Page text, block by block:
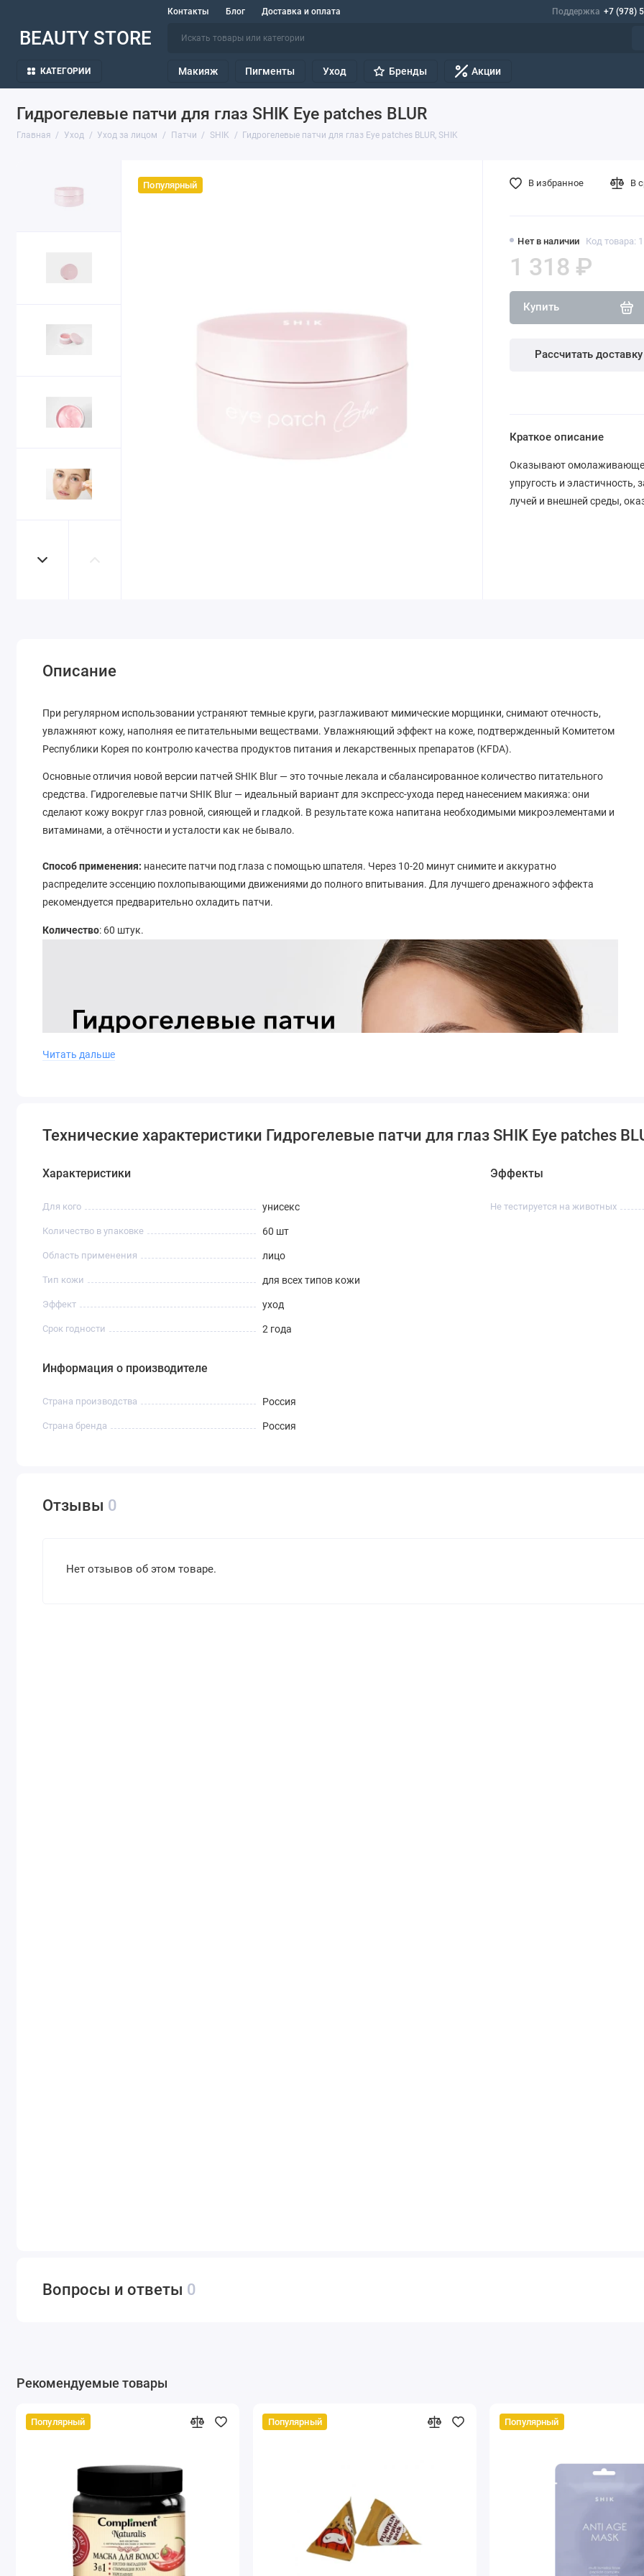
Контакты Блог Доставка и оплата Поддержка +7 (978)
BEAUTY STORE
КАТЕГОРИИ Макияж Пигменты Уход Бренды Акции
Гидрогелевые патчи для глаз SHIK Eye patches BLUR
Главная Уход Уход за лицом Патчи SHIK Гидрогелевые патчи для глаз Eye patches BLUR, SHIK
Популярный
Нет в наличии Код товара:
1 318 ₽
Купить
Рассчитать доставку
В избранное В
Краткое описание
Оказывают
упругость и
лучей и внешней среды,
Описание
При регулярном использовании устраняют темные круги, разглаживают мимические морщинки, снимают отечность,
увлажняют кожу, наполняя ее питательными веществами. Увлажняющий эффект на коже, подтвержденный Комитетом
Республики Корея по контролю качества продуктов питания и лекарственных препаратов (KFDA).
Основные отличия новой версии патчей SHIK Blur — это точные лекала и сбалансированное количество питательного
средства. Гидрогелевые патчи SHIK Blur — идеальный вариант для экспресс-ухода перед нанесением макияжа: они
сделают кожу вокруг глаз ровной, сияющей и гладкой. В результате кожа напитана необходимыми микроэлементами и
витаминами, а отёчности и усталости как не бывало.
Способ применения: нанесите патчи под глаза с помощью шпателя. Через 10-20 минут снимите и аккуратно
распределите эссенцию похлопывающими движениями до полного впитывания. Для лучшего дренажного эффекта
рекомендуется предварительно охладить патчи.
Количество: 60 штук.
Читать дальше
Технические характеристики Гидрогелевые патчи для глаз SHIK Eye patches
Характеристики
Для кого унисекс
Количество в упаковке 60 шт
Область применения лицо
Тип кожи для всех типов кожи
Эффект уход
Срок годности 2 года
Эффекты
Не тестируется на животных
Информация о производителе
Страна производства Россия
Страна бренда Россия
Отзывы 0
Нет отзывов об этом товаре.
Вопросы и ответы 0
Рекомендуемые товары
Популярный Популярный Популярный